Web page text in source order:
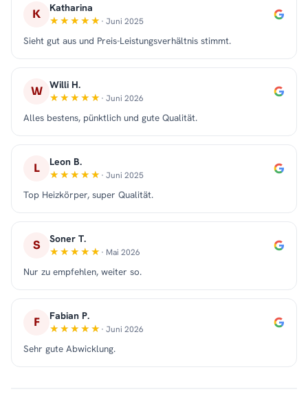
K Katharina
· Juni 2025
Sieht gut aus und Preis-Leistungsverhältnis stimmt.
W Willi H.
· Juni 2026
Alles bestens, pünktlich und gute Qualität.
L Leon B.
· Juni 2025
Top Heizkörper, super Qualität.
S Soner T.
· Mai 2026
Nur zu empfehlen, weiter so.
F Fabian P.
· Juni 2026
Sehr gute Abwicklung.